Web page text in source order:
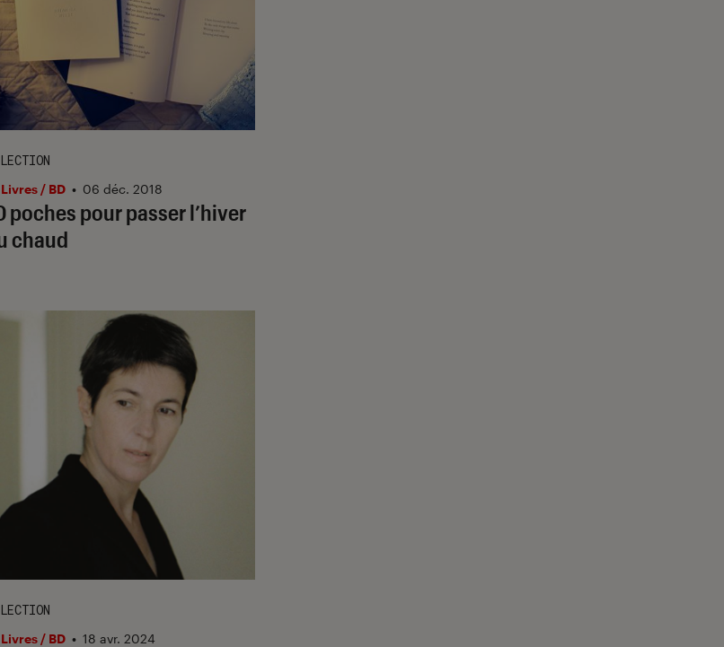
poches pour passer l’hiver
chaud
Livres / BD • 06 déc. 2018
Livres / BD • 18 avr. 2024